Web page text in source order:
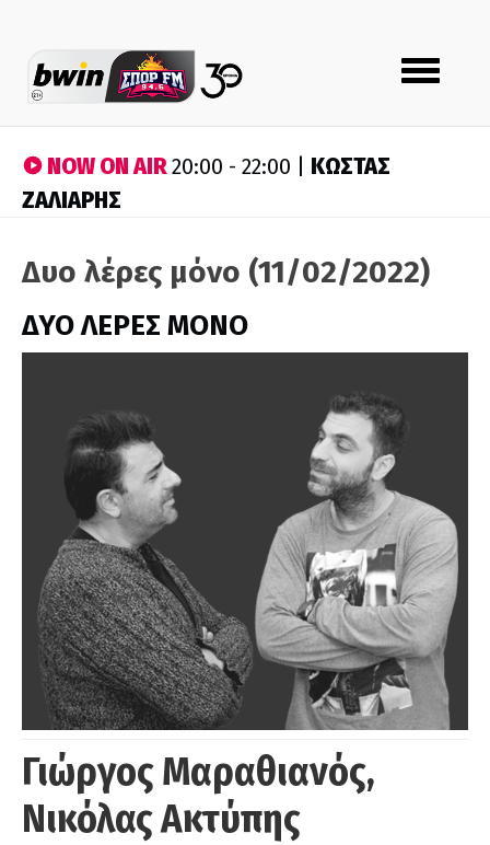
Toggle
navigation
NOW ON AIR20:00 - 22:00 | ΚΩΣΤΑΣ
ΖΑΛΙΑΡΗΣ
Δυο λέρες μόνο (11/02/2022)
ΔΥΟ ΛΕΡΕΣ ΜΟΝΟ
Γιώργος Μαραθιανός,
Νικόλας Ακτύπης